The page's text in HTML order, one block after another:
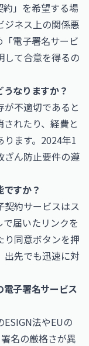
」を希望する場
ジネス上の関係悪
電子署名サービ
して合意を得るの
なりますか？
不適切であると
れたり、経費と
ます。2024年1
ざん防止要件の遵
すか？
契約サービスはス
届いたリンクを
り同意ボタンを押
出先でも迅速に対
子署名サービス
法やEUの
名の厳格さが異